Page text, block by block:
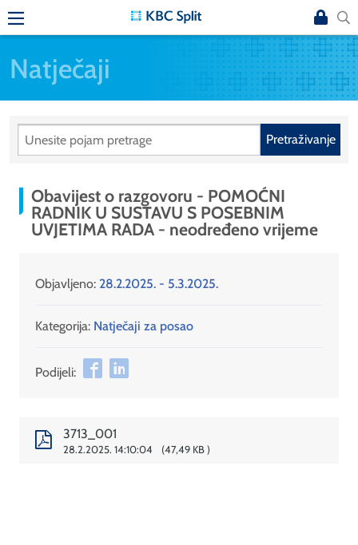
Natječaji
Pretraživanje
Obavijest o razgovoru - POMOĆNI
RADNIK U SUSTAVU S POSEBNIM
UVJETIMA RADA - neodređeno vrijeme
Objavljeno: 28.2.2025. - 5.3.2025.
Kategorija: Natječaji za posao
Podijeli:
3713_001
28.2.2025. 14:10:04 47,49 KB